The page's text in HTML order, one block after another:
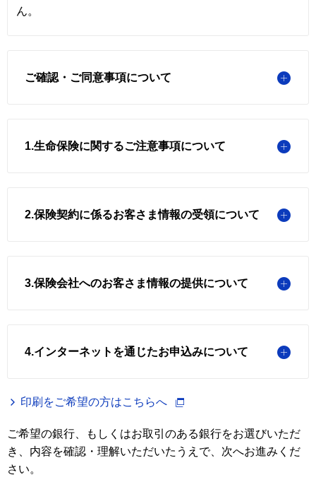
ん。
ご確認・ご同意事項について
1.生命保険に関するご注意事項について
2.保険契約に係るお客さま情報の受領について
3.保険会社へのお客さま情報の提供について
4.インターネットを通じたお申込みについて
印刷をご希望の方はこちらへ
ご希望の銀行、もしくはお取引のある銀行をお選びいただ
き、内容を確認・理解いただいたうえで、次へお進みくだ
さい。